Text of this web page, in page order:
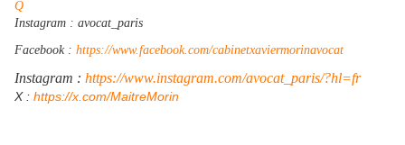
Q
Instagram : avocat_paris
Facebook : https://www.facebook.com/cabinetxaviermorinavocat
Instagram : https://www.instagram.com/avocat_paris/?hl=fr
​X : https://x.com/MaitreMorin